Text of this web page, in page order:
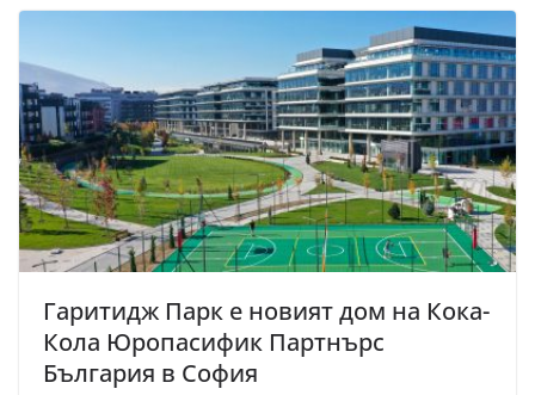
Гаритидж Парк е новият дом на Кока-
Кола Юропасифик Партнърс
България в София